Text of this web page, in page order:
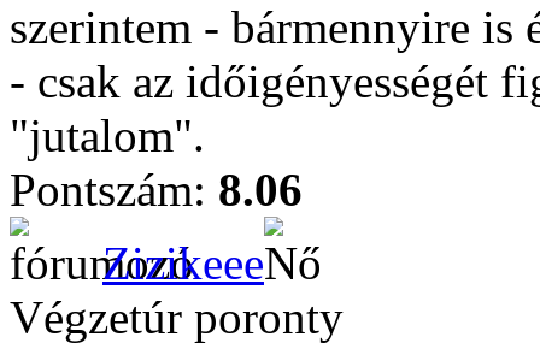
szerintem - bármennyire is
- csak az időigényességét
"jutalom".
Pontszám: 8.06
Zizikeee
Végzetúr poronty